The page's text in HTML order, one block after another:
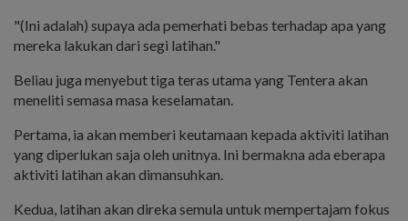
"(Ini adalah) supaya ada pemerhati bebas terhadap apa yang
mereka lakukan dari segi latihan."
Beliau juga menyebut tiga teras utama yang Tentera akan
meneliti semasa masa keselamatan.
Pertama, ia akan memberi keutamaan kepada aktiviti latihan
yang diperlukan saja oleh unitnya. Ini bermakna ada eberapa
aktiviti latihan akan dimansuhkan.
Kedua, latihan akan direka semula untuk mempertajam fokus